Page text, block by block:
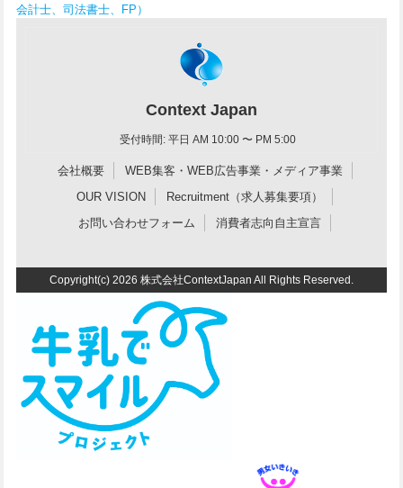
会計士、司法書士、FP）
Context Japan
受付時間: 平日 AM 10:00 〜 PM 5:00
会社概要
WEB集客・WEB広告事業・メディア事業
OUR VISION
Recruitment（求人募集要項）
お問い合わせフォーム
消費者志向自主宣言
Copyright(c) 2026 株式会社ContextJapan All Rights Reserved.